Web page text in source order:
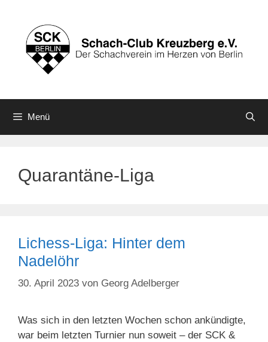
springen
Menü
Quarantäne-Liga
Lichess-Liga: Hinter dem
Nadelöhr
30. April 2023 von Georg Adelberger
Was sich in den letzten Wochen schon ankündigte,
war beim letzten Turnier nun soweit – der SCK &